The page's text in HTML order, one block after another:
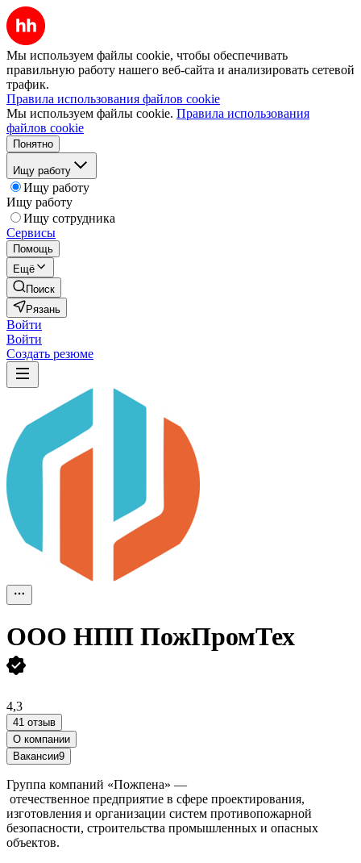
Мы используем файлы cookie, чтобы обеспечивать
правильную работу нашего веб-сайта и анализировать сетевой
трафик.
Правила использования файлов cookie
Мы используем файлы cookie. Правила использования
файлов cookie
Понятно
Ищу работу
Ищу работу
Ищу работу
Ищу сотрудника
Сервисы
Помощь
Ещё
Поиск
Рязань
Войти
Войти
Создать резюме
ООО НПП ПожПромТех
4,3
41 отзыв
О компании
Вакансии9
Группа компаний «Пожпена» —
отечественное предприятие в сфере проектирования,
изготовления и организации систем противопожарной
безопасности, строительства промышленных и опасных
объектов.